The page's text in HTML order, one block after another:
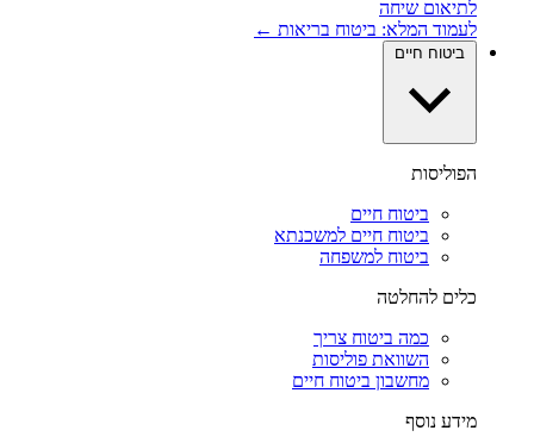
לתיאום שיחה
לעמוד המלא: ביטוח בריאות ←
ביטוח חיים
הפוליסות
ביטוח חיים
ביטוח חיים למשכנתא
ביטוח למשפחה
כלים להחלטה
כמה ביטוח צריך
השוואת פוליסות
מחשבון ביטוח חיים
מידע נוסף